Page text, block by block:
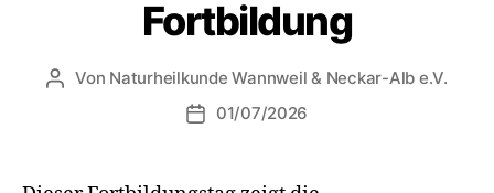
Fortbildung
Von Naturheilkunde Wannweil & Neckar-Alb e.V.
01/07/2026